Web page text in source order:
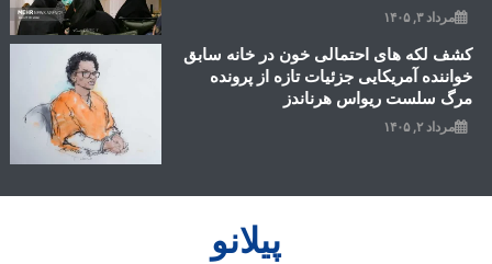
مرداد ۳, ۱۴۰۵
کشف لکه های احتمالی خون در خانه سابق
خواننده آمریکایی جزئیات تازه از پرونده
مرگ سلست ریواس هرناندز
مرداد ۲, ۱۴۰۵
پیلانو